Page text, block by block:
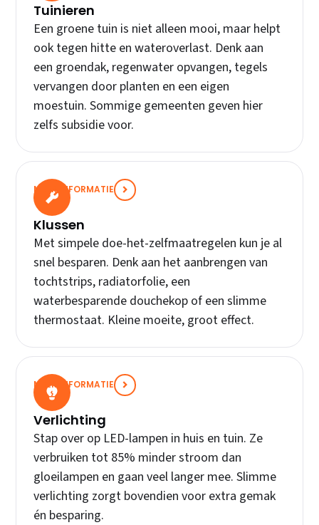
Tuinieren
Een groene tuin is niet alleen mooi, maar helpt
ook tegen hitte en wateroverlast. Denk aan
een groendak, regenwater opvangen, tegels
vervangen door planten en een eigen
moestuin. Sommige gemeenten geven hier
zelfs subsidie voor.
Klussen
Met simpele doe-het-zelfmaatregelen kun je al
snel besparen. Denk aan het aanbrengen van
tochtstrips, radiatorfolie, een
waterbesparende douchekop of een slimme
thermostaat. Kleine moeite, groot effect.
MEER INFORMATIE
Verlichting
Stap over op LED-lampen in huis en tuin. Ze
verbruiken tot 85% minder stroom dan
gloeilampen en gaan veel langer mee. Slimme
verlichting zorgt bovendien voor extra gemak
én besparing.
MEER INFORMATIE